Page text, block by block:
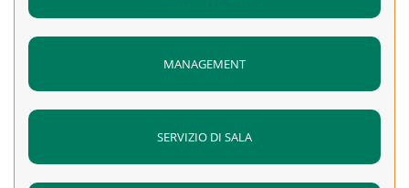
MANAGEMENT
SERVIZIO DI SALA